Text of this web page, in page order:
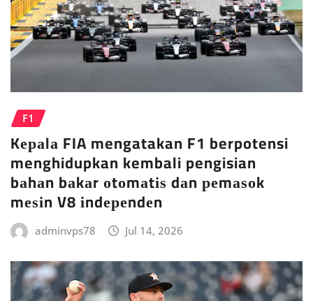
F1
Kераlа FIA mengatakan F1 berpotensi
menghidupkan kembali pengisian
bаhаn bаkаr оtоmаtіѕ dаn реmаѕоk
mеѕіn V8 іndереndеn
adminvps78 Jul 14, 2026